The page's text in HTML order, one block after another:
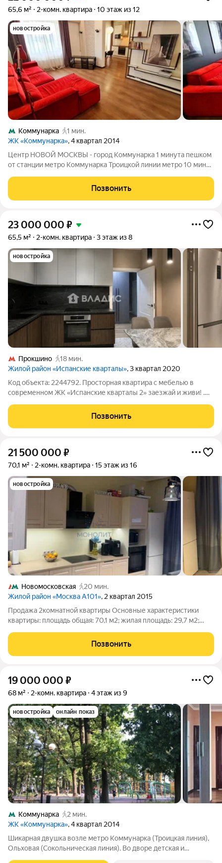
65,6 м² 2-комн. квартира 10 этаж из 12
новостройка
Коммунарка
1 мин.
ЖК «Коммунарка», 4 квартал 2014
Центр НОВОЙ МОСКВЫ - город Коммунарка 1 минута пешком
от станции метро Коммунарка Троицкой линии метро 10 минут
Теплый Стан Удобный выезд на МКАД по Калужскому шоссе, а
также на Киевское шоссе
Позвонить
23 000 000 ₽
65,5 м² 2-комн. квартира 3 этаж из 8
новостройка
Прокшино
18 мин.
Жилой район «Испанские кварталы», 3 квартал 2020
Код объекта: 2244792. Просторная квартира с мебелью в
современном ЖК «Испанские кварталы 2» заезжай и живи! .
света, благодаря чему в комнатах всегда много естественного
света и свежего
Позвонить
21 500 000 ₽
70,1 м² 2-комн. квартира 15 этаж из 16
новостройка
Новомосковская
20 мин.
Жилой район «Москва А101», 2 квартал 2015
Продажа 2комнатной квартиры Основные характеристики
квартиры: площадь общая: 70,1 м2; жилая площадь: 29,7 м2;
кирпичный, 2015 г. постройки; ремонт: евроремонт;
планировка:
Позвонить
19 000 000 ₽
68 м² 2-комн. квартира 4 этаж из 9
новостройка онлайн показ
Коммунарка
2 мин.
ЖК «Коммунарка», 4 квартал 2014
Шикарная двушка возле метро Коммунарка (Троицкая линия),
Ольховая (Сокольническая линия). Во дворе детская и